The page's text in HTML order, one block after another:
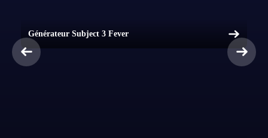
Générateur Subject 3 Fever